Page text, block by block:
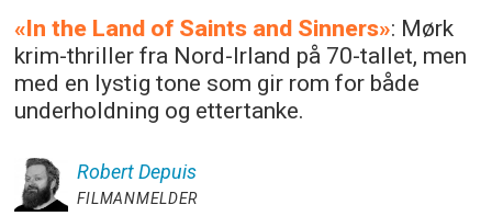
«In the Land of Saints and Sinners»: Mørk
krim-thriller fra Nord-Irland på 70-tallet, men
med en lystig tone som gir rom for både
underholdning og ettertanke.
Robert Depuis
FILMANMELDER